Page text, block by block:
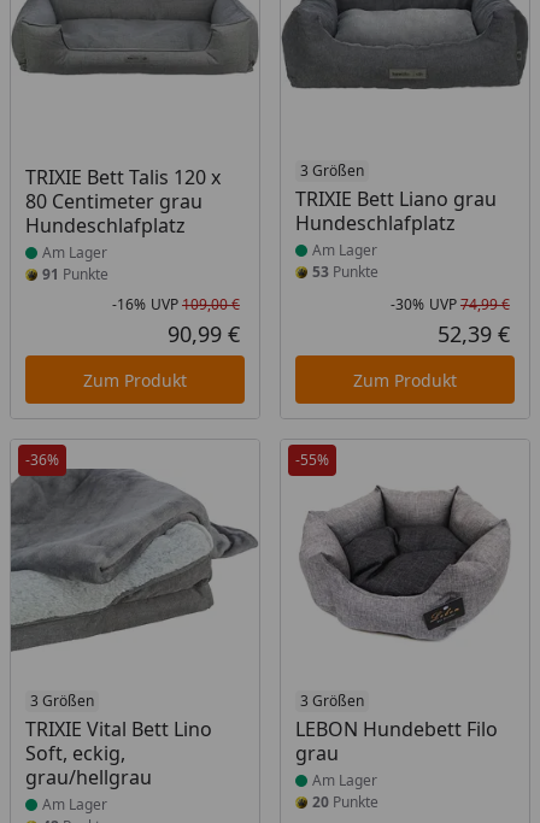
TRIXIE Bett Talis 120 x
80 Centimeter grau
Hundeschlafplatz
Produkt am Lager
Am Lager
91 Punkte
Rabatt in Prozent
-16%
Ursprünglicher Preis
UVP109,00 €
Aktueller Preis
90,99 €
Zum Produkt
3 Größen
TRIXIE Bett Liano grau
Hundeschlafplatz
Produkt am Lager
Am Lager
53Punkte
-30% UVP74,99 €
52,39 €
Zum Produkt
-36%
3 Größen
TRIXIE Vital Bett Lino
Soft, eckig,
grau/hellgrau
Produkt am Lager
Am Lager
-55%
3 Größen
LEBON Hundebett Filo
grau
Produkt am Lager
Am Lager
20Punkte